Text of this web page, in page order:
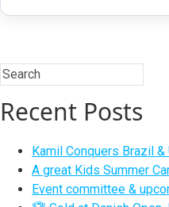
Recent Posts
Kamil Conquers Brazil
A great Kids Summer
Event committee &